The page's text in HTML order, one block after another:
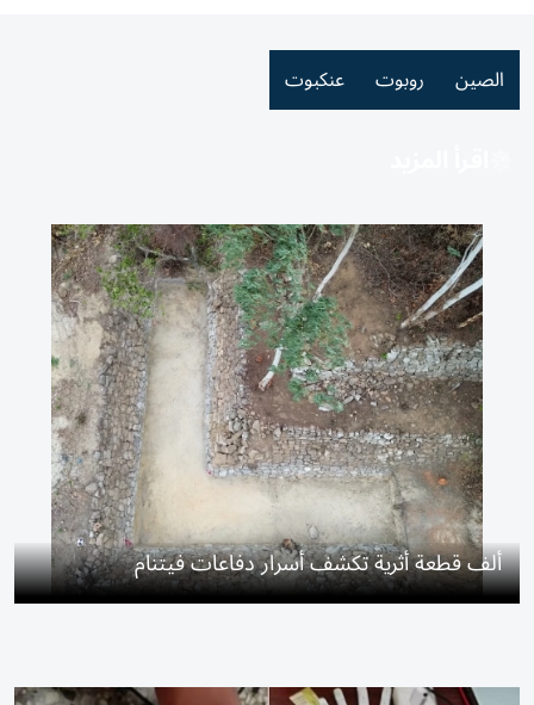
الصين روبوت عنكبوت
ألف قطعة أثرية تكشف أسرار دفاعات فيتنام